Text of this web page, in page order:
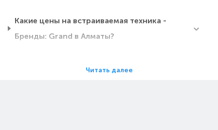
Какие цены на встраиваемая техника -
Бренды: Grand в Алматы?
Читать далее